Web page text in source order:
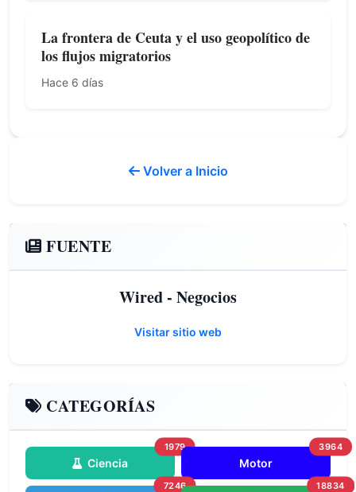
La frontera de Ceuta y el uso geopolítico de
los flujos migratorios
Hace 6 días
Volver a Inicio
FUENTE
Wired - Negocios
Visitar sitio web
CATEGORÍAS
Ciencia
1979
Motor
3964
7246 18834